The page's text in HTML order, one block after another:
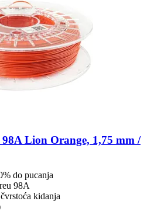
98A Lion Orange, 1,75 mm /
do pucanja
98A
kidanja